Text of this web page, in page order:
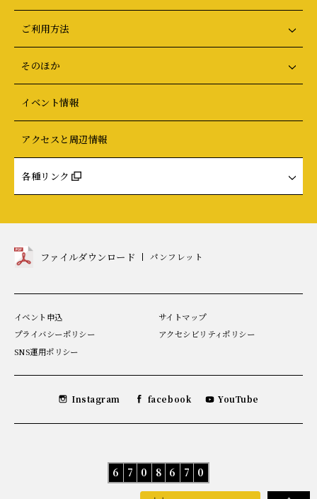
ご利用方法
そのほか
イベント情報
アクセスと周辺情報
各種リンク
ファイルダウンロード
の
見
パンフレット
イベント申込
サイトマップ
プライバシーポリシー
アクセシビリティポリシー
SNS運用ポリシー
Instagram
見
facebookを
見
YouTube
6 7 0 8 6 7 0